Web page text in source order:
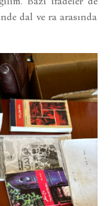
dal ve ra arasında